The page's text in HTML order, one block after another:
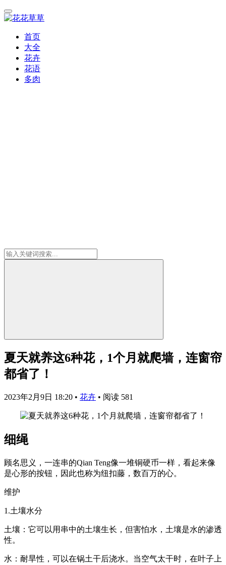
首页
大全
花卉
花语
多肉
夏天就养这6种花，1个月就爬墙，连窗帘
都省了！
2023年2月9日 18:20 • 花卉 • 阅读 581
细绳
顾名思义，一连串的Qian Teng像一堆铜硬币一样，看起来像
是心形的按钮，因此也称为纽扣藤，数百万的心。
维护
1.土壤水分
土壤：它可以用串中的土壤生长，但害怕水，土壤是水的渗透
性。
水：耐旱性，可以在锅土干后浇水。当空气太干时，在叶子上